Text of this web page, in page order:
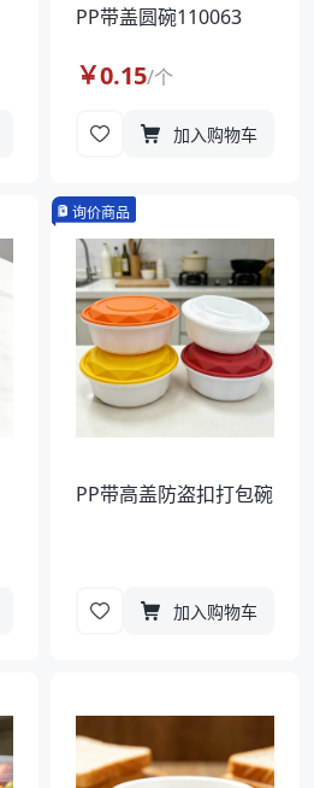
PP带盖圆碗110063
￥0.15/个
加入购物车
询价商品
PP带高盖防盗扣打包碗
加入购物车